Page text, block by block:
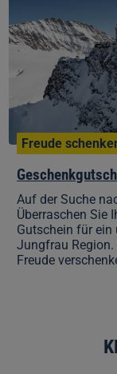
Region
Freude
Auf der Suche
Überraschen Sie
Gutschein für ein
Jungfrau
Freude